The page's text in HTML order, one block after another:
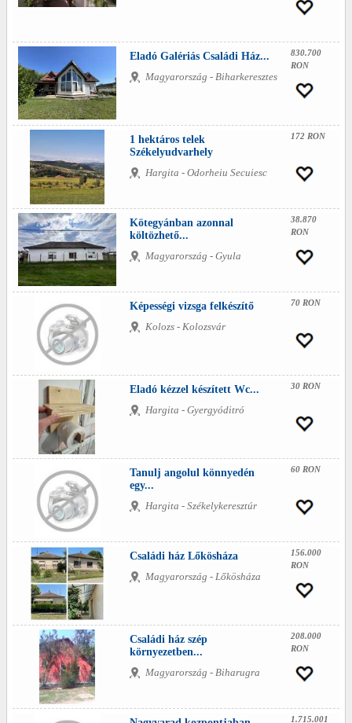
Eladó Galériás Családi Ház...
Magyarország - Biharkeresztes
830.700
RON
1 hektáros telek
Székelyudvarhely
Hargita - Odorheiu Secuiesc
172 RON
Kötegyánban azonnal
költözhető...
Magyarország - Gyula
38.870
RON
Képességi vizsga felkészítő
Kolozs - Kolozsvár
70 RON
Eladó kézzel készített Wc...
Hargita - Gyergyóditró
30 RON
Tanulj angolul könnyedén
egy...
Hargita - Székelykeresztúr
60 RON
Családi ház Lőkösháza
Magyarország - Lőkösháza
156.000
RON
Családi ház szép
környezetben...
Magyarország - Biharugra
208.000
RON
1.715.001